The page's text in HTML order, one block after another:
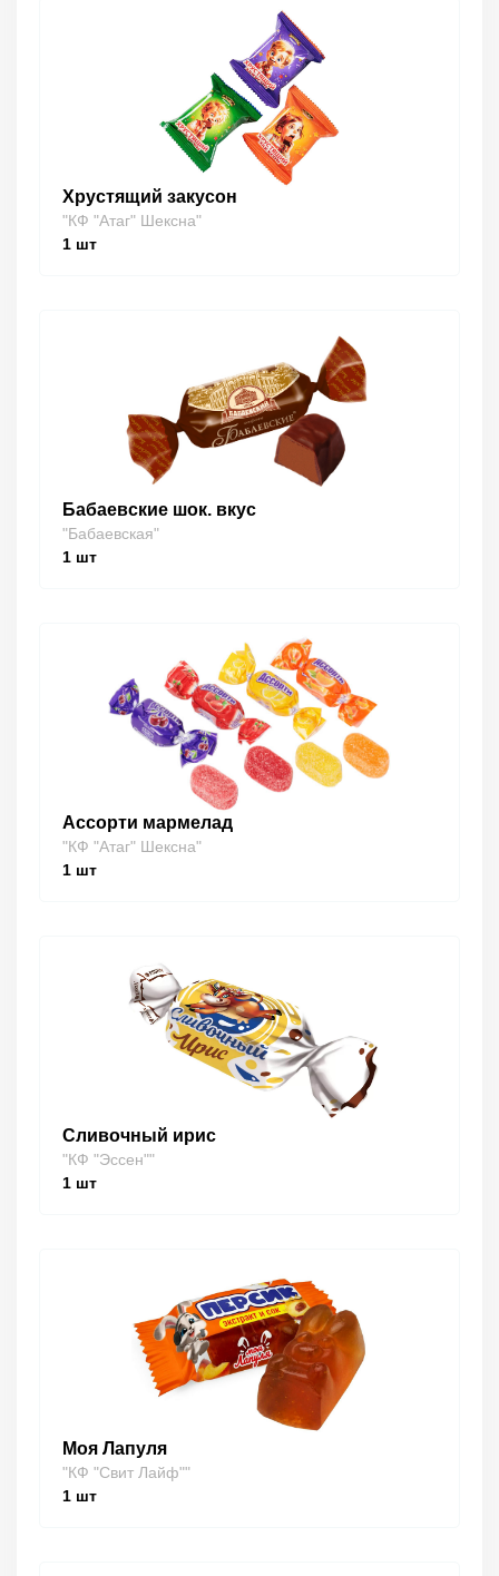
Хрустящий закусон
"КФ "Атаг" Шексна"
1 шт
Бабаевские шок. вкус
"Бабаевская"
1 шт
Ассорти мармелад
"КФ "Атаг" Шексна"
1 шт
Сливочный ирис
"КФ "Эссен""
1 шт
Моя Лапуля
"КФ "Свит Лайф""
1 шт